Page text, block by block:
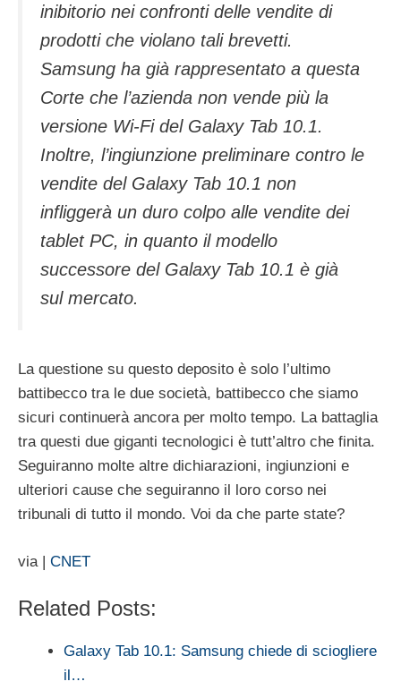
inibitorio nei confronti delle vendite di
prodotti che violano tali brevetti.
Samsung ha già rappresentato a questa
Corte che l’azienda non vende più la
versione Wi-Fi del Galaxy Tab 10.1.
Inoltre, l’ingiunzione preliminare contro le
vendite del Galaxy Tab 10.1 non
infliggerà un duro colpo alle vendite dei
tablet PC, in quanto il modello
successore del Galaxy Tab 10.1 è già
sul mercato.
La questione su questo deposito è solo l’ultimo
battibecco tra le due società, battibecco che siamo
sicuri continuerà ancora per molto tempo. La battaglia
tra questi due giganti tecnologici è tutt’altro che finita.
Seguiranno molte altre dichiarazioni, ingiunzioni e
ulteriori cause che seguiranno il loro corso nei
tribunali di tutto il mondo. Voi da che parte state?
via | CNET
Related Posts:
Galaxy Tab 10.1: Samsung chiede di sciogliere
il…